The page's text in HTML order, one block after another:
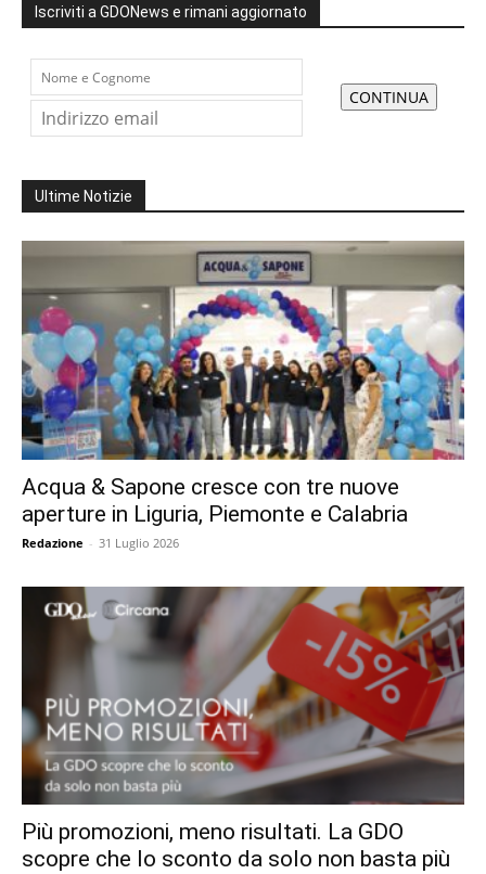
Iscriviti a GDONews e rimani aggiornato
Ultime Notizie
Acqua & Sapone cresce con tre nuove
aperture in Liguria, Piemonte e Calabria
Redazione - 31 Luglio 2026
Più promozioni, meno risultati. La GDO
scopre che lo sconto da solo non basta più